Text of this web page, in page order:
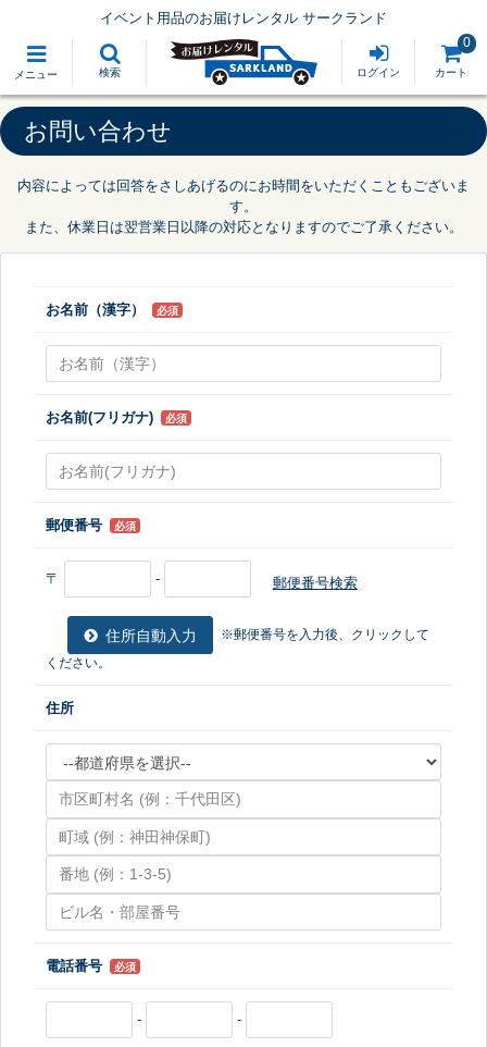
メニュー 検索
イベント用品のお届けレンタル サークランド
ログイン カート
0
お問い合わせ
内容によっては回答をさしあげるのにお時間をいただくこともございま
す。
また、休業日は翌営業日以降の対応となりますのでご了承ください。
お名前（漢字） 必須
お名前(フリガナ) 必須
郵便番号 必須
〒 - 郵便番号検索
住所自動入力 ※郵便番号を入力後、クリックして
ください。
住所
電話番号 必須
- -